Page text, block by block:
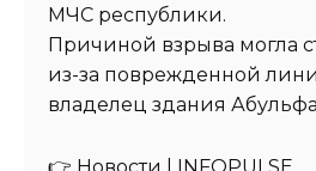
МЧС республики.
Причиной взрыва могла
из-за поврежденной
владелец здания